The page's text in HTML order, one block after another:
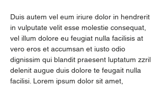
Duis autem vel eum iriure dolor in hendrerit
in vulputate velit esse molestie consequat,
vel illum dolore eu feugiat nulla facilisis at
vero eros et accumsan et iusto odio
dignissim qui blandit praesent luptatum zzril
delenit augue duis dolore te feugait nulla
facilisi. Lorem ipsum dolor sit amet,